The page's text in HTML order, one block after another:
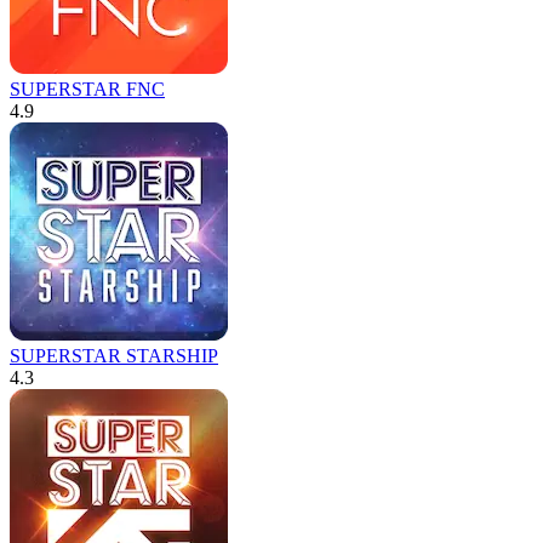
SUPERSTAR FNC
4.9
SUPERSTAR STARSHIP
4.3